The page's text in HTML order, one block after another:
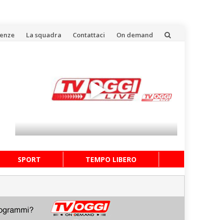
La squadra Contattaci On demand
SPORT TEMPO LIBERO